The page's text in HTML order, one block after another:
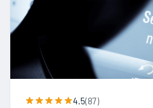
4.5(87)